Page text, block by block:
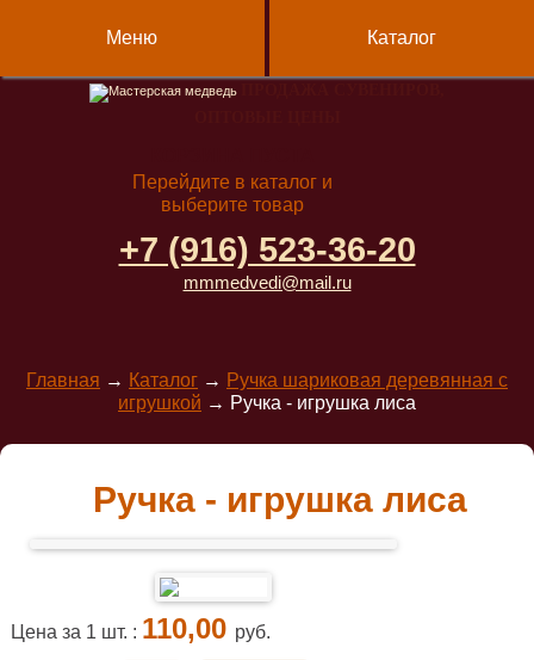
Меню Каталог
Перейдите в каталог и
выберите товар
+7 (916) 523-36-20
mmmedvedi@mail.ru
Главная → Каталог → Ручка шариковая деревянная с
игрушкой → Ручка - игрушка лиса
Ручка - игрушка лиса
Цена за 1 шт. : 110,00 руб.